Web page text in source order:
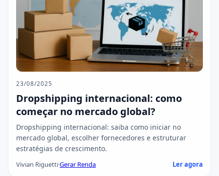
23/08/2025
Dropshipping internacional: como
começar no mercado global?
Dropshipping internacional: saiba como iniciar no
mercado global, escolher fornecedores e estruturar
estratégias de crescimento.
Vivian Riguetti·Gerar Renda Ler agora